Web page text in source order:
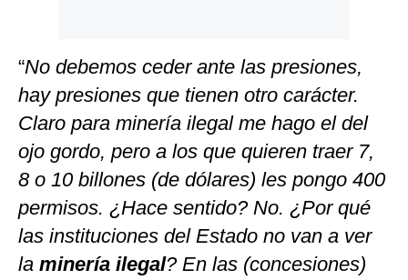
“No debemos ceder ante las presiones,
hay presiones que tienen otro carácter.
Claro para minería ilegal me hago el del
ojo gordo, pero a los que quieren traer 7,
8 o 10 billones (de dólares) les pongo 400
permisos. ¿Hace sentido? No. ¿Por qué
las instituciones del Estado no van a ver
la minería ilegal? En las (concesiones)